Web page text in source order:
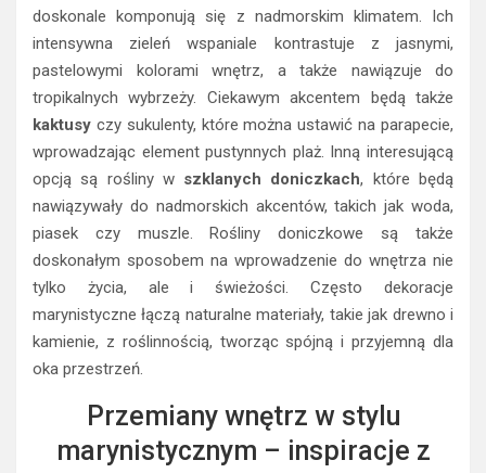
doskonale komponują się z nadmorskim klimatem. Ich
intensywna zieleń wspaniale kontrastuje z jasnymi,
pastelowymi kolorami wnętrz, a także nawiązuje do
tropikalnych wybrzeży. Ciekawym akcentem będą także
kaktusy czy sukulenty, które można ustawić na parapecie,
wprowadzając element pustynnych plaż. Inną interesującą
opcją są rośliny w szklanych doniczkach, które będą
nawiązywały do nadmorskich akcentów, takich jak woda,
piasek czy muszle. Rośliny doniczkowe są także
doskonałym sposobem na wprowadzenie do wnętrza nie
tylko życia, ale i świeżości. Często dekoracje
marynistyczne łączą naturalne materiały, takie jak drewno i
kamienie, z roślinnością, tworząc spójną i przyjemną dla
oka przestrzeń.
Przemiany wnętrz w stylu
marynistycznym – inspiracje z